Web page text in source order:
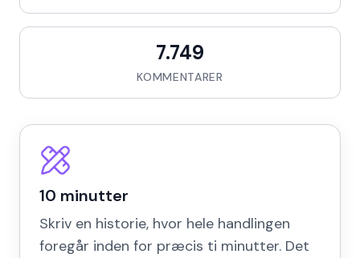
7.749
KOMMENTARER
10 minutter
Skriv en historie, hvor hele handlingen
foregår inden for præcis ti minutter. Det